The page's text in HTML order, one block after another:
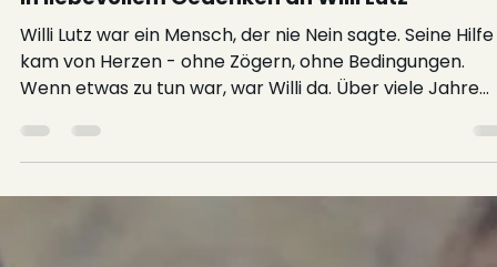
4. Apr.
In liebevollem Gedenken an Willi Lutz
Willi Lutz war ein Mensch, der nie Nein sagte. Seine Hilfe
unterstützte er APASA ehrenamtlich mit großem